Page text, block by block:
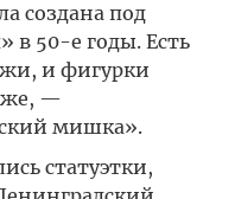
создана под
в 50-е годы. Есть
и фигурки
же, —
мишка».
статуэтки,